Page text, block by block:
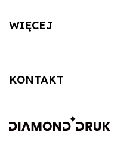
WIĘCEJ
KONTAKT